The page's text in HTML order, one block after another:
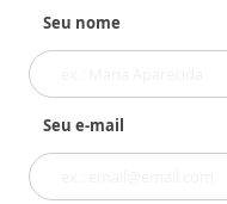
Seu nome
Seu e-mail